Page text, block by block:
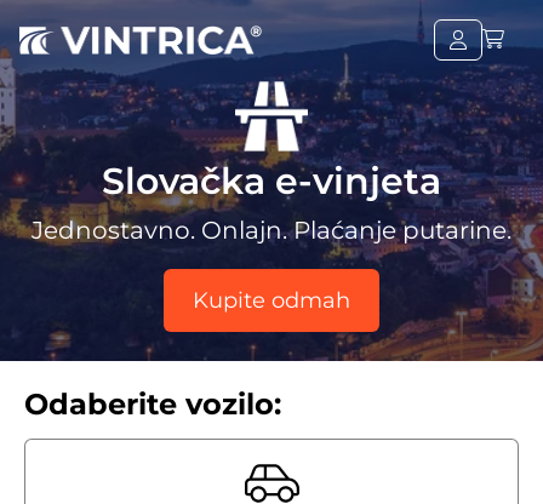
Slovačka e-vinjeta
Jednostavno. Onlajn. Plaćanje putarine.
Kupite odmah
Odaberite vozilo: